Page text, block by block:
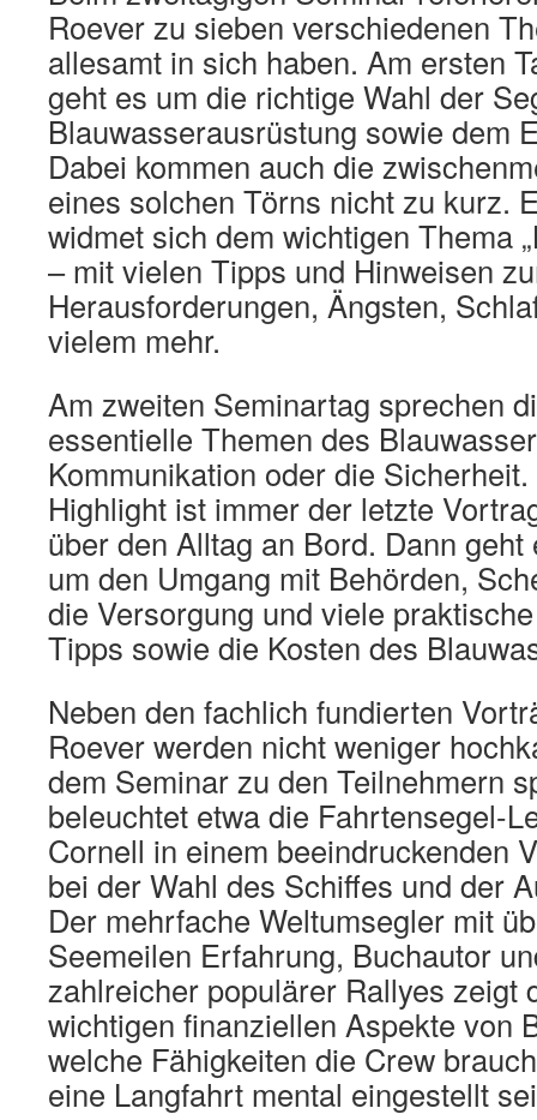
Roever zu sieben verschiedenen
allesamt in sich haben. Am ersten
geht es um die richtige Wahl der
Blauwasserausrüstung sowie dem
Dabei kommen auch die
eines solchen Törns nicht zu kurz.
widmet sich dem wichtigen Thema
– mit vielen Tipps und Hinweisen
Herausforderungen, Ängsten,
vielem mehr.
Am zweiten Seminartag sprechen
essentielle Themen des
Kommunikation oder die
Highlight ist immer der letzte
über den Alltag an Bord. Dann
um den Umgang mit Behörden,
die Versorgung und viele
Tipps sowie die Kosten des
Neben den fachlich fundierten
Roever werden nicht weniger
dem Seminar zu den Teilnehmern
beleuchtet etwa die Fahrtensegel-
Cornell in einem beeindruckenden
bei der Wahl des Schiffes und der
Der mehrfache Weltumsegler mit
Seemeilen Erfahrung, Buchautor
zahlreicher populärer Rallyes zeigt
wichtigen finanziellen Aspekte von
welche Fähigkeiten die Crew
eine Langfahrt mental eingestellt